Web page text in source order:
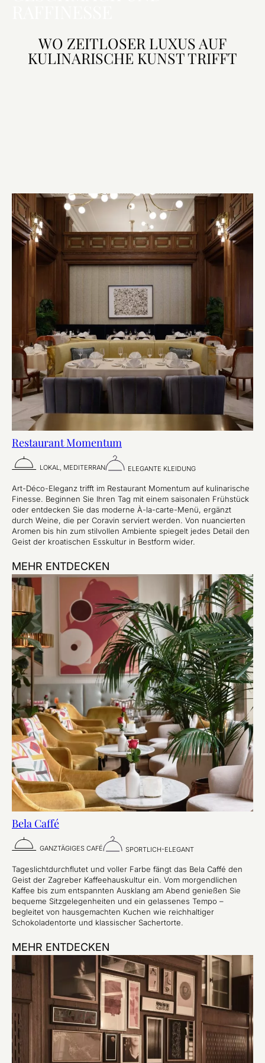
WO ZEITLOSER LUXUS AUF
KULINARISCHE KUNST TRIFFT
Restaurant Momentum
LOKAL, MEDITERRAN ELEGANTE KLEIDUNG
Art-Déco-Eleganz trifft im Restaurant Momentum auf kulinarische
Finesse. Beginnen Sie Ihren Tag mit einem saisonalen Frühstück
oder entdecken Sie das moderne À-la-carte-Menü, ergänzt
durch Weine, die per Coravin serviert werden. Von nuancierten
Aromen bis hin zum stilvollen Ambiente spiegelt jedes Detail den
Geist der kroatischen Esskultur in Bestform wider.
MEHR ENTDECKEN
Bela Caffé
GANZTÄGIGES CAFÉ SPORTLICH-ELEGANT
Tageslichtdurchflutet und voller Farbe fängt das Bela Caffé den
Geist der Zagreber Kaffeehauskultur ein. Vom morgendlichen
Kaffee bis zum entspannten Ausklang am Abend genießen Sie
bequeme Sitzgelegenheiten und ein gelassenes Tempo –
begleitet von hausgemachten Kuchen wie reichhaltiger
Schokoladentorte und klassischer Sachertorte.
MEHR ENTDECKEN